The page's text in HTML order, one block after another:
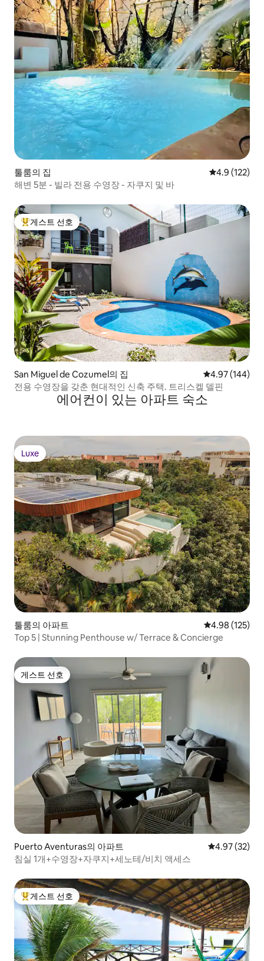
툴룸의 집 평점 4.9점(5
4.9 (122)
해변 5분 - 빌라 전용 수영장 - 자쿠지 및 바
상위 게스트 선호
게스트 선호
San Miguel de Cozumel의 집 평점 4.97점(5
4.97 (144)
전용 수영장을 갖춘 현대적인 신축 주택. 트리스켈 델핀
에어컨이 있는 아파트 숙소
Luxe
Luxe
툴룸의 아파트 평점 4.98점(5
4.98 (125)
Top 5 | Stunning Penthouse w/ Terrace & Concierge
게스트 선호
게스트 선호
Puerto Aventuras의 아파트 평점 4.97점(5
4.97 (32)
침실 1개+수영장+자쿠지+세노테/비치 액세스
상위 게스트 선호
게스트 선호